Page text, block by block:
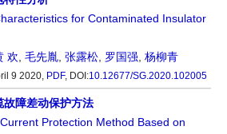
for Contaminated Insulator
欢 毛先胤 张露松 罗国强 杨柳青
9 2020, PDF, DOI:10.12677/SG.2020.102005
故障差动保护方法
Protection Method Based on